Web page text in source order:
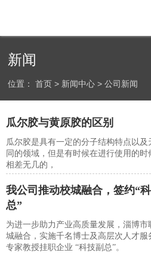
新闻
位置：首页 > 新闻中心 >公司新闻
瓜尔胶与黄原胶的区别
瓜尔胶是具有一定的分子结构特点以
同的领域，但是有时候在进行使用的
相差无几的，
我公司推动校城融合，签约“
总”
为进一步助力产业高质量发展，淄博
城融合，实施千名博士及高层次人才服
专家教授挂职企业 “科技副总”。